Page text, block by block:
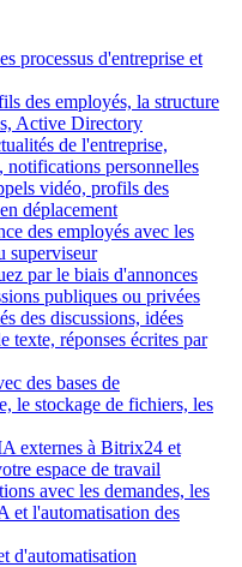
processus d'entreprise et
des employés, la structure
Active Directory
de l'entreprise,
notifications personnelles
vidéo, profils des
déplacement
des employés avec les
superviseur
par le biais d'annonces
publiques ou privées
des discussions, idées
texte, réponses écrites par
des bases de
le stockage de fichiers, les
externes à Bitrix24 et
espace de travail
avec les demandes, les
et l'automatisation des
d'automatisation